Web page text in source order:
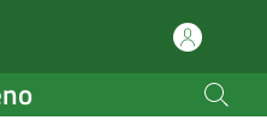
di
scheda).